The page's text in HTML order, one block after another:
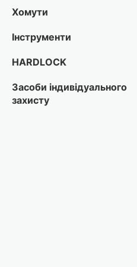
Хомути
Інструменти
HARDLOCK
Засоби індивідуального
захисту